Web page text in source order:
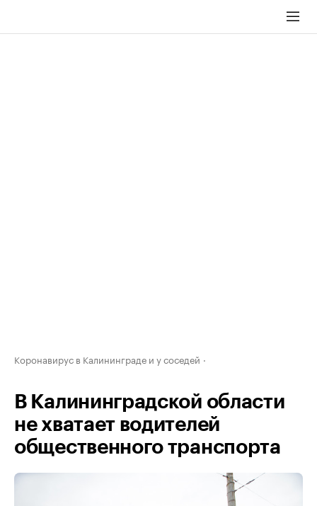
Коронавирус в Калининграде и у соседей
В Калининградской области
не хватает водителей
общественного транспорта